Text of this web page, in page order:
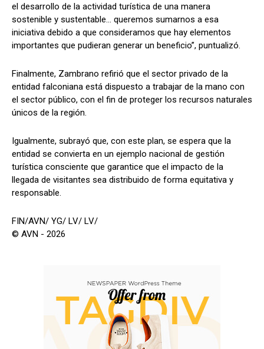
el desarrollo de la actividad turística de una manera
sostenible y sustentable… queremos sumarnos a esa
iniciativa debido a que consideramos que hay elementos
importantes que pudieran generar un beneficio”, puntualizó.
Finalmente, Zambrano refirió que el sector privado de la
entidad falconiana está dispuesto a trabajar de la mano con
el sector público, con el fin de proteger los recursos naturales
únicos de la región.
Igualmente, subrayó que, con este plan, se espera que la
entidad se convierta en un ejemplo nacional de gestión
turística consciente que garantice que el impacto de la
llegada de visitantes sea distribuido de forma equitativa y
responsable.
FIN/AVN/ YG/ LV/ LV/
© AVN - 2026